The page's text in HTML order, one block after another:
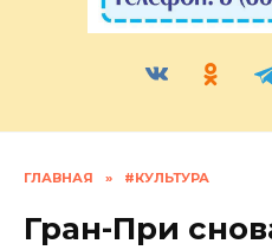
ГЛАВНАЯ » #КУЛЬТУРА
Гран-При